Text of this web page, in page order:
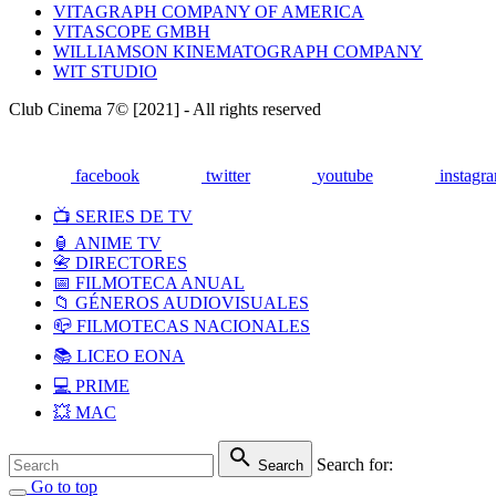
VITAGRAPH COMPANY OF AMERICA
VITASCOPE GMBH
WILLIAMSON KINEMATOGRAPH COMPANY
WIT STUDIO
Club Cinema 7© [2021] - All rights reserved
facebook twitter youtube
📺 SERIES DE TV
🏮 ANIME TV
📇 DIRECTORES
📅 FILMOTECA ANUAL
📁 GÉNEROS AUDIOVISUALES
📪 FILMOTECAS NACIONALES
📚 LICEO EONA
💻 PRIME
💥 MAC
Search
Search for:
Go to top